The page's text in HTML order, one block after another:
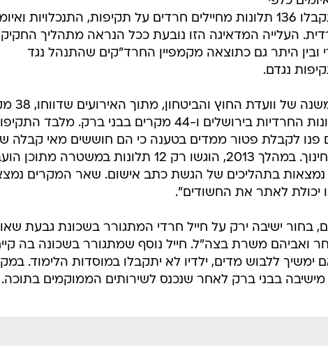
חיילים חרדים: מאז מאי 2013, התקבלו 136 תלונות מחיילים חרדים על תקיפות, התנכלויות
העלייה המדאיגה הזו נובעת ככל הנראה מתהליך
היתר גם כתוצאה מקמפיין החרד"קים שהתנהל נגד
נגדם.
על פי הנתונים שנחשפו
של איומים ואלימות התקיימו בשכונות החרדיות בירושלים ו-44 מקרים בבני ברק. מלבד
כי 45 חיילים חרדים פנו לקבלת פטור ממדים בטענה כי הם חוששים מאי
או של בני משפחותיהם למוסדות חינוך. במהלך 2013, הוגשו רק 12 תלונות במשטרה
נמצאות בתהליכים של הגשת כתב אישום. שאר המקרים
יכולת לאתר את החשודים".
בחור ישיבה ירק על חייל חרדי המתגורר בשכונת גבעת
ואביהם משרת בצה"ל. חייל נוסף שמתגורר בשכונה בה
ימשיך ללבוש מדים, ילדיו לא יתקבלו במוסדות הלימוד.
מישיבה בבני ברק לאחר שנכנס לשירותים הממוקמים בתוכה.